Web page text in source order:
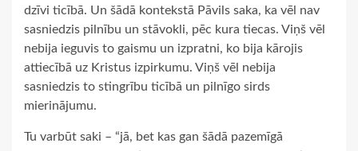
dzīvi ticībā. Un šādā kontekstā Pāvils saka, ka vēl nav
sasniedzis pilnību un stāvokli, pēc kura tiecas. Viņš vēl
nebija ieguvis to gaismu un izpratni, ko bija kārojis
attiecībā uz Kristus izpirkumu. Viņš vēl nebija
sasniedzis to stingrību ticībā un pilnīgo sirds
mierinājumu.
Tu varbūt saki – “jā, bet kas gan šādā pazemīgā